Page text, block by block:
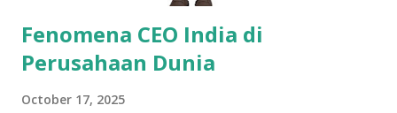
dibungkus dalam tawa pa...
Fenomena CEO India di
Perusahaan Dunia
October 17, 2025